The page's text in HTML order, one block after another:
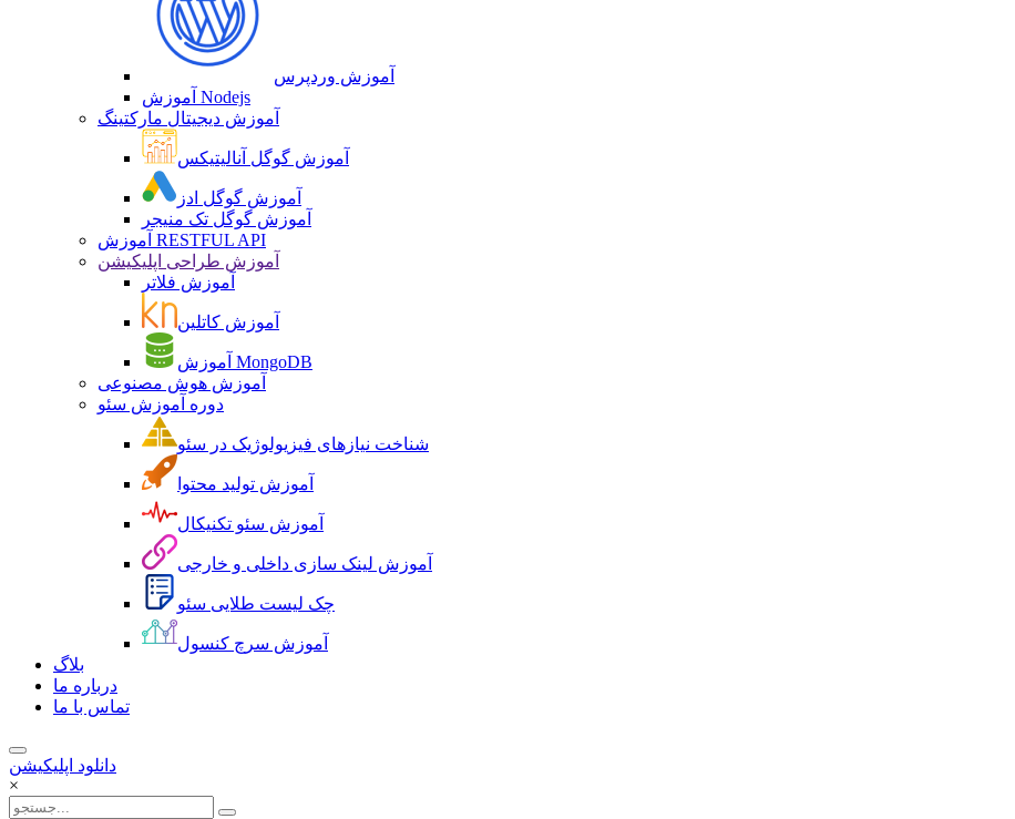
آموزش وردپرس
آموزش Nodejs
آموزش دیجیتال مارکتینگ
آموزش گوگل آنالیتیکس
آموزش گوگل ادز
آموزش گوگل تک منیجر
آموزش RESTFUL API
آموزش طراحی اپلیکیشن
آموزش فلاتر
آموزش کاتلین
آموزش MongoDB
آموزش هوش مصنوعی
دوره آموزش سئو
شناخت نیازهای فیزیولوژیک در سئو
آموزش تولید محتوا
آموزش سئو تکنیکال
آموزش لینک سازی داخلی و خارجی
چک لیست طلایی سئو
آموزش سرچ کنسول
بلاگ
درباره ما
تماس با ما
دانلود اپلیکیشن
×